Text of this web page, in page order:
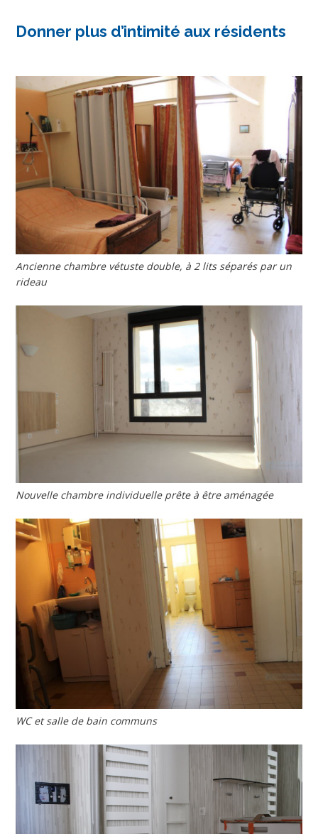
Donner plus d’intimité aux résidents
Ancienne chambre vétuste double, à 2 lits séparés par un
rideau
Nouvelle chambre individuelle prête à être aménagée
WC et salle de bain communs